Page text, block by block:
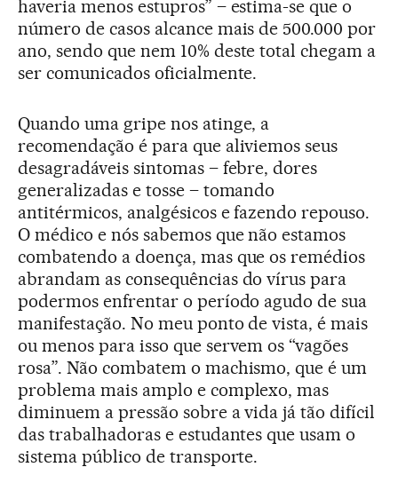
haveria menos estupros” – estima-se que o
número de casos alcance mais de 500.000 por
ano, sendo que nem 10% deste total chegam a
ser comunicados oficialmente.
Quando uma gripe nos atinge, a
recomendação é para que aliviemos seus
desagradáveis sintomas – febre, dores
generalizadas e tosse – tomando
antitérmicos, analgésicos e fazendo repouso.
O médico e nós sabemos que não estamos
combatendo a doença, mas que os remédios
abrandam as consequências do vírus para
podermos enfrentar o período agudo de sua
manifestação. No meu ponto de vista, é mais
ou menos para isso que servem os “vagões
rosa”. Não combatem o machismo, que é um
problema mais amplo e complexo, mas
diminuem a pressão sobre a vida já tão difícil
das trabalhadoras e estudantes que usam o
sistema público de transporte.